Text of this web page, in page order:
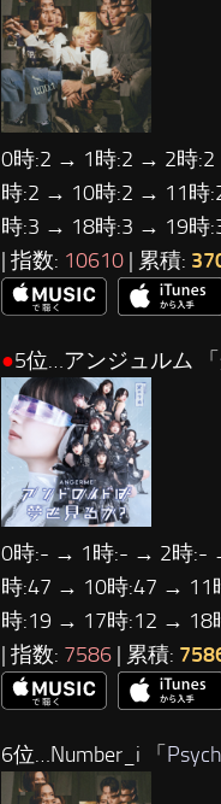
0時:2 → 1時:2 → 2時
時:2 → 10時:2 → 11
時:3 → 18時:3 → 19
| 指数: 10610 | 累積:
●5位…アンジュルム 「
0時:- → 1時:- → 2時:-
時:47 → 10時:47 →
時:19 → 17時:12 →
| 指数: 7586 | 累積:
6位…Number_i 「